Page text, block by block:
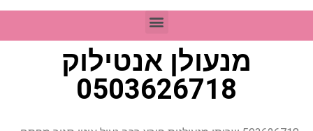
מנעולן אנטילוק
0503626718